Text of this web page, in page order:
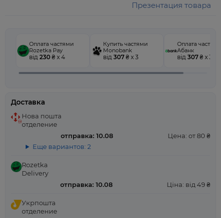
Презентация товара
Оплата частями
Rozetka Pay
від 230 ₴ x 4
Купить частями
Monobank
від 307 ₴ x 3
Оплата
Абанк
від 307 ₴ x 3
Доставка
Нова пошта
отделение
отправка: 10.08
Цена: от 80 ₴
Еще вариантов: 2
Rozetka
Delivery
отправка: 10.08
Ціна: від 49 ₴
Укрпошта
отделение